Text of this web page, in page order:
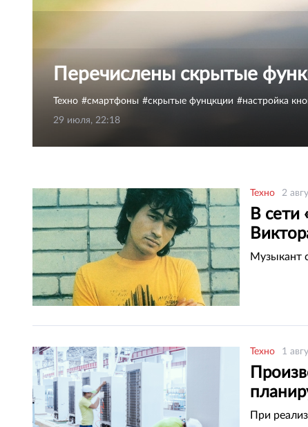
Перечислены скрытые
Техно смартфоны скрытые фунцкции
настройка
29 июля, 22:18
Техно 2
В сети
Музыкант
Техно 1
При